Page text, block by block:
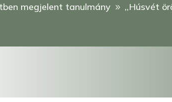
megjelent tanulmány 9 ,,Húsvét